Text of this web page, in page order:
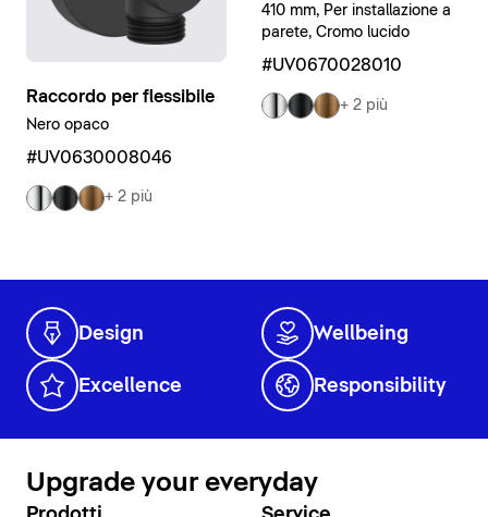
Raccordo per flessibile
Nero opaco
#UV0630008046
+ 2 più
410 mm, Per installazione a
parete, Cromo lucido
#UV0670028010
+ 2 più
Design Wellbeing
Excellence Responsibility
Upgrade your everyday